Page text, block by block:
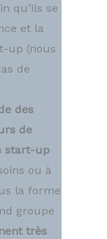
qu’ils se
et la
up (nous
de
des
de
start-up
ou à
la forme
groupe
très